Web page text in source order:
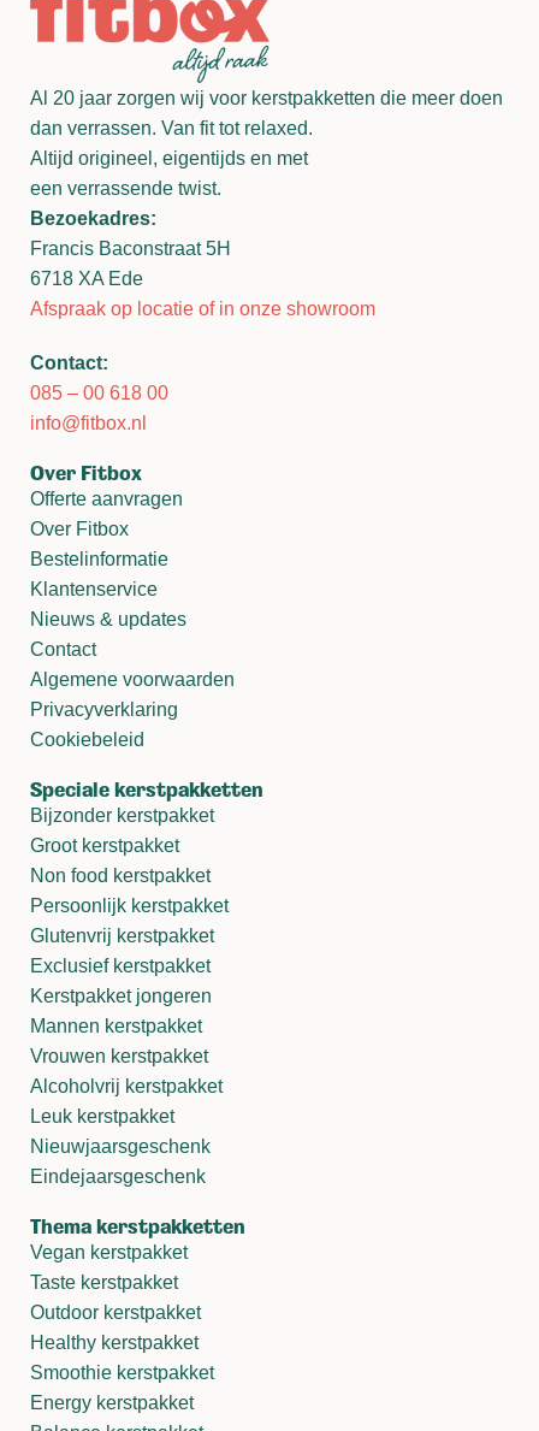
Al 20 jaar zorgen wij voor kerstpakketten die meer doen
dan verrassen. Van fit tot relaxed.
Altijd origineel, eigentijds en met
een verrassende twist.
Bezoekadres:
Francis Baconstraat 5H
6718 XA Ede
Afspraak op locatie of in onze showroom
Contact:
085 – 00 618 00
info@fitbox.nl
Over Fitbox
Offerte aanvragen
Over Fitbox
Bestelinformatie
Klantenservice
Nieuws & updates
Contact
Algemene voorwaarden
Privacyverklaring
Cookiebeleid
Speciale kerstpakketten
Bijzonder kerstpakket
Groot kerstpakket
Non food kerstpakket
Persoonlijk kerstpakket
Glutenvrij kerstpakket
Exclusief kerstpakket
Kerstpakket jongeren
Mannen kerstpakket
Vrouwen kerstpakket
Alcoholvrij kerstpakket
Leuk kerstpakket
Nieuwjaarsgeschenk
Eindejaarsgeschenk
Thema kerstpakketten
Vegan kerstpakket
Taste kerstpakket
Outdoor kerstpakket
Healthy kerstpakket
Smoothie kerstpakket
Energy kerstpakket